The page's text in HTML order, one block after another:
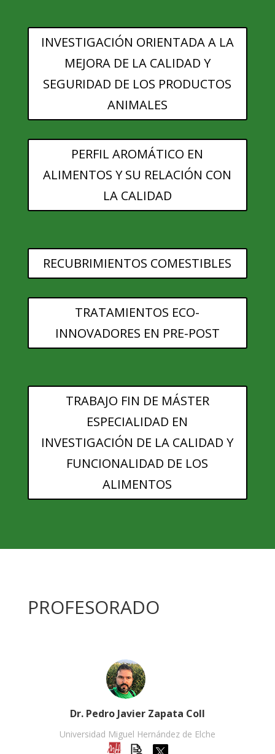
INVESTIGACIÓN ORIENTADA A LA
MEJORA DE LA CALIDAD Y
SEGURIDAD DE LOS PRODUCTOS
ANIMALES
PERFIL AROMÁTICO EN
ALIMENTOS Y SU RELACIÓN CON
LA CALIDAD
RECUBRIMIENTOS COMESTIBLES
TRATAMIENTOS ECO-
INNOVADORES EN PRE-POST
TRABAJO FIN DE MÁSTER
ESPECIALIDAD EN
INVESTIGACIÓN DE LA CALIDAD Y
FUNCIONALIDAD DE LOS
ALIMENTOS
PROFESORADO
Dr. Pedro Javier Zapata Coll
Universidad Miguel Hernández de Elche